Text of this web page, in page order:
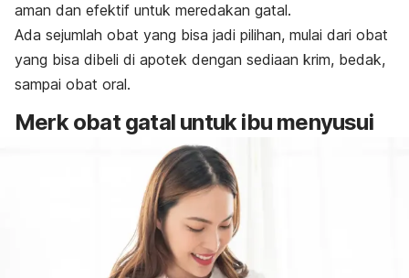
aman dan efektif untuk meredakan gatal.
Ada sejumlah obat yang bisa jadi pilihan, mulai dari obat
yang bisa dibeli di apotek dengan sediaan krim, bedak,
sampai obat oral.
Merk obat gatal untuk ibu menyusui